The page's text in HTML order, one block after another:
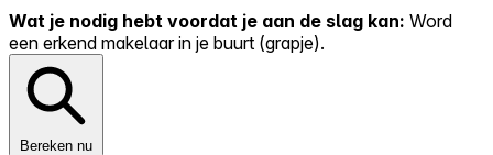
Wat je nodig hebt voordat je aan de slag kan: Word
een erkend makelaar in je buurt (grapje).
Bereken nu